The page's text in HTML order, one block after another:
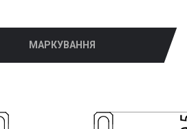
МАРКУВАННЯ